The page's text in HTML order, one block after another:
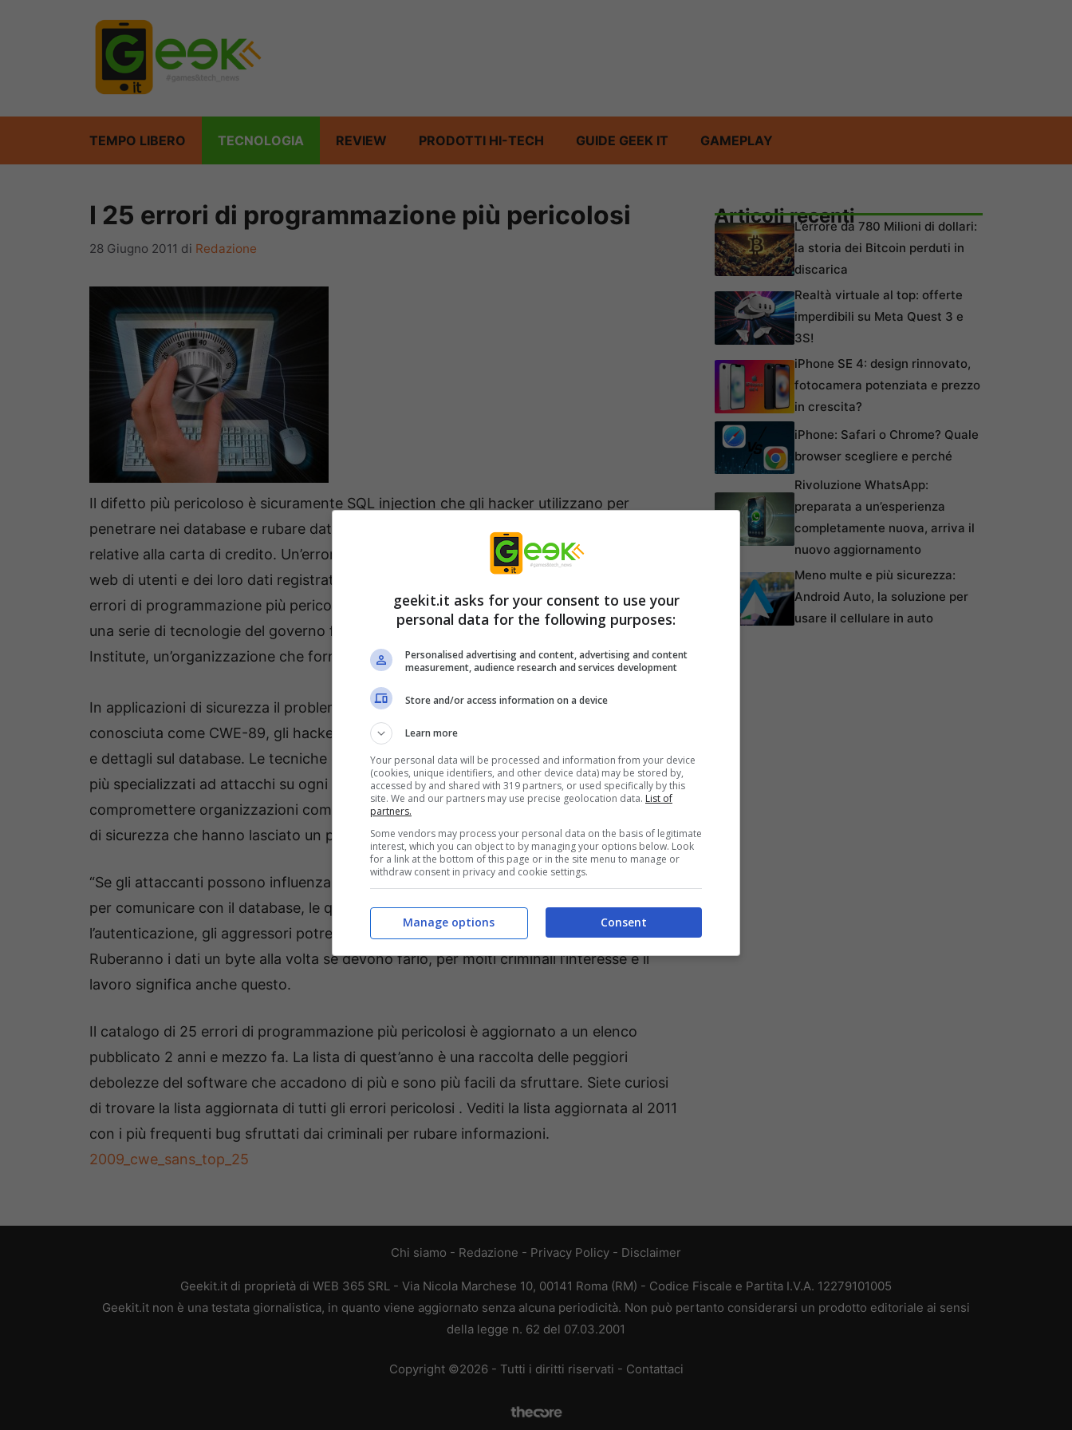
TEMPO LIBERO TECNOLOGIA REVIEW PRODOTTI HI-TECH GUIDE GEEK IT GAMEPLAY
I 25 errori di programmazione più pericolosi
28 Giugno 2011 di Redazione
Il difetto più pericoloso è sicuramente SQL injection che gli hacker utilizzano per
penetrare nei database e rubare dati quali nomi utente, password e informazioni
relative alla carta di credito. Un’errore molto comune che mette a rischio credenziali
web di utenti e dei loro dati registrati nel database. Questa vulnerabilità fa parte dei 25
errori di programmazione più pericolosi secondo MITRE, ente non-profit che gestisce
una serie di tecnologie del governo federale e dei programmi di ingegneria, e il SANS
Institute, un’organizzazione che fornisce formazione IT per sicurezza informatica.
In applicazioni di sicurezza il problema è noto come SQL injection è ufficialmente
conosciuta come CWE-89, gli hacker utilizzano comandi SQL per ricavare informazioni
e dettagli sul database. Le tecniche con il tempo sono evolute e i software sono sempre
più specializzati ad attacchi su ogni tipo di DB. Gli hacker utilizzato SQL injection per
compromettere organizzazioni come Sony Pictures, PBS, MySQL.com, grosse società
di sicurezza che hanno lasciato un piccolo errore che è costato l’immagine mondiale.
“Se gli attaccanti possono influenzare l’SQL (Structured Query Language), che si utilizza
per comunicare con il database, le query SQL possono superare i controlli come
l’autenticazione, gli aggressori potrebbero alterare la logica per bypassare la sicurezza.
Ruberanno i dati un byte alla volta se devono farlo, per molti criminali l’interesse e il
lavoro significa anche questo.
Il catalogo di 25 errori di programmazione più pericolosi è aggiornato a un elenco
pubblicato 2 anni e mezzo fa. La lista di quest’anno è una raccolta delle peggiori
debolezze del software che accadono di più e sono più facili da sfruttare. Siete curiosi
di trovare la lista aggiornata di tutti gli errori pericolosi . Vediti la lista aggiornata al 2011
con i più frequenti bug sfruttati dai criminali per rubare informazioni.
2009_cwe_sans_top_25
Articoli recentiL’errore da 780 Milioni di dollari:
la storia dei Bitcoin perduti in
discarica
Realtà virtuale al top: offerte
imperdibili su Meta Quest 3 e
3S!
iPhone SE 4: design rinnovato,
fotocamera potenziata e prezzo
in crescita?
iPhone: Safari o Chrome? Quale
browser scegliere e perché
Rivoluzione WhatsApp:
preparata a un’esperienza
completamente nuova, arriva il
nuovo aggiornamento
Meno multe e più sicurezza:
Android Auto, la soluzione per
usare il cellulare in auto
Chi siamo - Redazione - Privacy Policy - Disclaimer
Geekit.it di proprietà di WEB 365 SRL - Via Nicola Marchese 10, 00141 Roma (RM) - Codice Fiscale e Partita I.V.A. 12279101005
Geekit.it non è una testata giornalistica, in quanto viene aggiornato senza alcuna periodicità. Non può pertanto considerarsi un prodotto editoriale ai sensi
della legge n. 62 del 07.03.2001
Copyright ©2026 - Tutti i diritti riservati - Contattaci
geekit.it asks for your consent to use your
personal data for the following purposes:
Personalised advertising and content, advertising and content
measurement, audience research and services development
Store and/or access information on a device
Learn more
Your personal data will be processed and information from your device
(cookies, unique identifiers, and other device data) may be stored by,
accessed by and shared with 319 partners, or used specifically by this
site. We and our partners may use precise geolocation data. List of
partners.
Some vendors may process your personal data on the basis of legitimate
interest, which you can object to by managing your options below. Look
for a link at the bottom of this page or in the site menu to manage or
withdraw consent in privacy and cookie settings.
Consent
Manage options